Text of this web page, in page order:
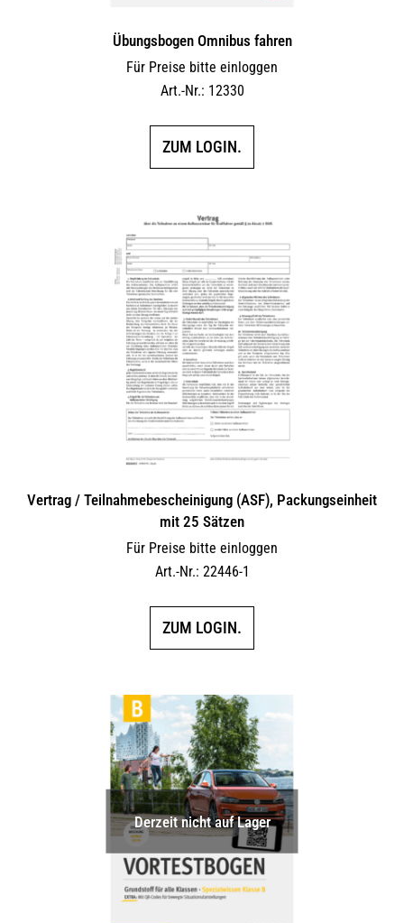
Übungsbogen Omnibus fahren
Für Preise bitte einloggen
Art.-Nr.: 12330
ZUM LOGIN.
Vertrag / Teilnahme­bescheinigung (ASF), Packungseinheit
mit 25 Sätzen
Für Preise bitte einloggen
Art.-Nr.: 22446-1
ZUM LOGIN.
Derzeit nicht auf Lager